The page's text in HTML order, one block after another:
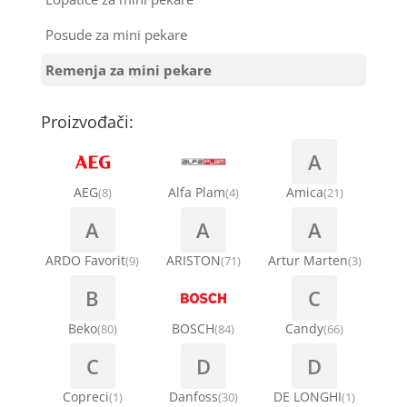
Kondenz creva
Kondenzatori za klima uređaje
Nosači za klimu
Ostali materijal za montažu klima uređaja
Ventilatori za rashladne vitrine
Posude za mini pekare
Remenja za mini pekare
Proizvođači:
AEG(8) Alfa Plam(4)
A
Amica(21)
A
ARDO Favorit(9)
A
ARISTON(71)
A
Artur Marten(3)
B
Beko(80) BOSCH(84)
C
Candy(66)
C
Copreci(1)
D
Danfoss(30)
D
DE LONGHI(1)